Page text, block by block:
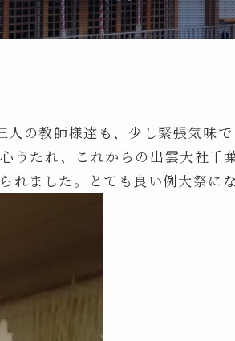
の教師様達も、少し緊張気味
うたれ、これからの出雲大社千
れました。とても良い例大祭にな